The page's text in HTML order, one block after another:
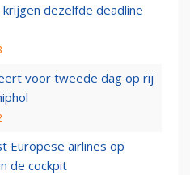
dezelfde deadline
voor tweede dag op rij
Europese airlines op
de cockpit